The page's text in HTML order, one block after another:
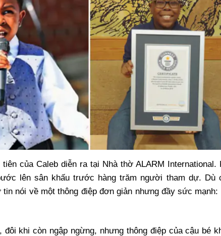
tiên của Caleb diễn ra tại Nhà thờ ALARM International.
lên sân khấu trước hàng trăm người tham dự. Dù
tin nói về một thông điệp đơn giản nhưng đầy sức mạnh:
đôi khi còn ngập ngừng, nhưng thông điệp của cậu bé